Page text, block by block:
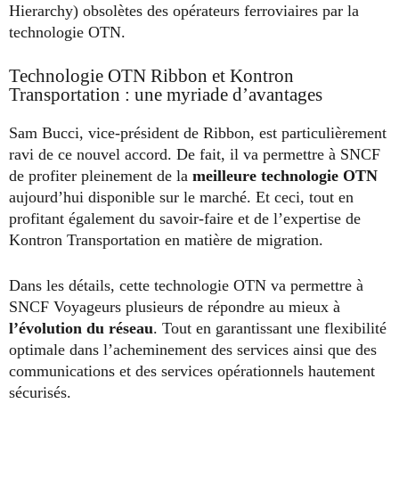
Hierarchy) obsolètes des opérateurs ferroviaires par la
technologie OTN.
Technologie OTN Ribbon et Kontron
Transportation : une myriade d’avantages
Sam Bucci, vice-président de Ribbon, est particulièrement
ravi de ce nouvel accord. De fait, il va permettre à SNCF
de profiter pleinement de la meilleure technologie OTN
aujourd’hui disponible sur le marché. Et ceci, tout en
profitant également du savoir-faire et de l’expertise de
Kontron Transportation en matière de migration.
Dans les détails, cette technologie OTN va permettre à
SNCF Voyageurs plusieurs de répondre au mieux à
l’évolution du réseau. Tout en garantissant une flexibilité
optimale dans l’acheminement des services ainsi que des
communications et des services opérationnels hautement
sécurisés.